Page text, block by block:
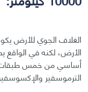
أساسي من خمس طبقات
الترموسفير